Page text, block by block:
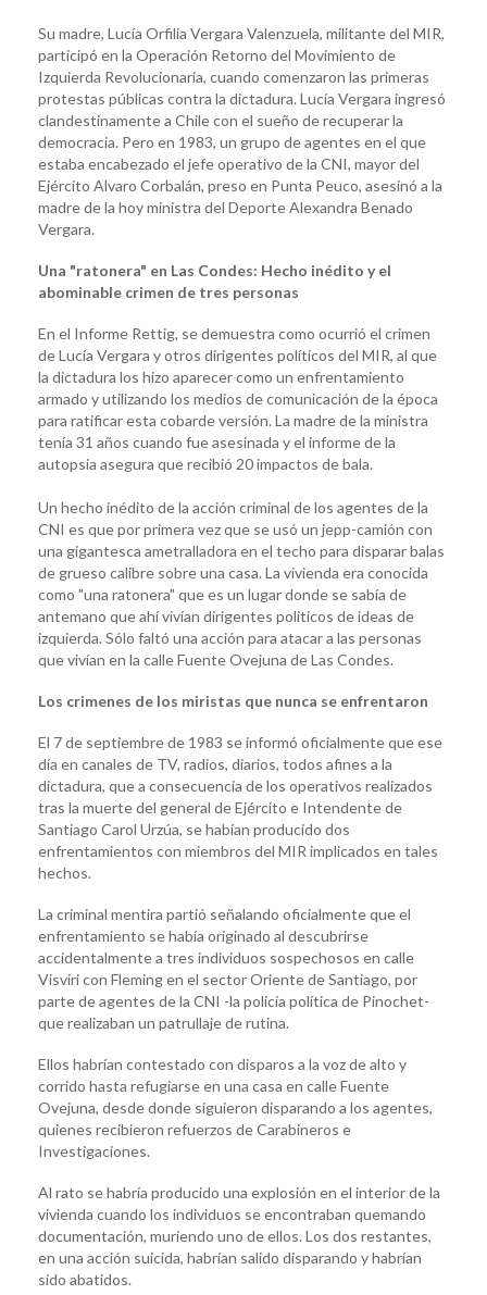
Su madre, Lucía Orfilia Vergara Valenzuela, militante del MIR,
participó en la Operación Retorno del Movimiento de
Izquierda Revolucionaria, cuando comenzaron las primeras
protestas públicas contra la dictadura. Lucía Vergara ingresó
clandestinamente a Chile con el sueño de recuperar la
democracia. Pero en 1983, un grupo de agentes en el que
estaba encabezado el jefe operativo de la CNI, mayor del
Ejército Alvaro Corbalán, preso en Punta Peuco, asesinó a la
madre de la hoy ministra del Deporte Alexandra Benado
Vergara.
Una "ratonera" en Las Condes: Hecho inédito y el
abominable crimen de tres personas
En el Informe Rettig, se demuestra como ocurrió el crimen
de Lucía Vergara y otros dirigentes políticos del MIR, al que
la dictadura los hizo aparecer como un enfrentamiento
armado y utilizando los medios de comunicación de la época
para ratificar esta cobarde versión. La madre de la ministra
tenía 31 años cuando fue asesinada y el informe de la
autopsia asegura que recibió 20 impactos de bala.
Un hecho inédito de la acción criminal de los agentes de la
CNI es que por primera vez que se usó un jepp-camión con
una gigantesca ametralladora en el techo para disparar balas
de grueso calibre sobre una casa. La vivienda era conocida
como "una ratonera" que es un lugar donde se sabía de
antemano que ahí vivían dirigentes politicos de ideas de
izquierda. Sólo faltó una acción para atacar a las personas
que vivían en la calle Fuente Ovejuna de Las Condes.
Los crimenes de los miristas que nunca se enfrentaron
El 7 de septiembre de 1983 se informó oficialmente que ese
día en canales de TV, radios, diarios, todos afines a la
dictadura, que a consecuencia de los operativos realizados
tras la muerte del general de Ejército e Intendente de
Santiago Carol Urzúa, se habían producido dos
enfrentamientos con miembros del MIR implicados en tales
hechos.
La criminal mentira partió señalando oficialmente que el
enfrentamiento se había originado al descubrirse
accidentalmente a tres individuos sospechosos en calle
Visviri con Fleming en el sector Oriente de Santiago, por
parte de agentes de la CNI -la policía política de Pinochet-
que realizaban un patrullaje de rutina.
Ellos habrían contestado con disparos a la voz de alto y
corrido hasta refugiarse en una casa en calle Fuente
Ovejuna, desde donde siguieron disparando a los agentes,
quienes recibieron refuerzos de Carabineros e
Investigaciones.
Al rato se habría producido una explosión en el interior de la
vivienda cuando los individuos se encontraban quemando
documentación, muriendo uno de ellos. Los dos restantes,
en una acción suicida, habrían salido disparando y habrían
sido abatidos.